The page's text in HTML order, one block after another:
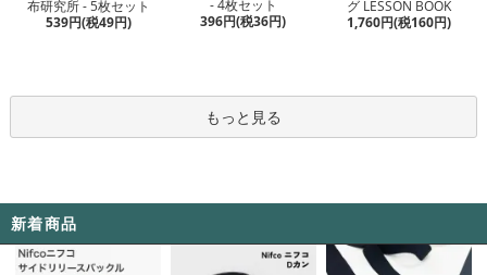
布研究所 - 5枚セット
539円(税49円)
- 4枚セット
396円(税36円)
グ LESSON BOOK
1,760円(税160円)
もっと見る
新着商品